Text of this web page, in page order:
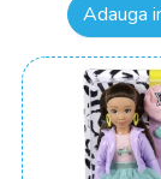
Adauga